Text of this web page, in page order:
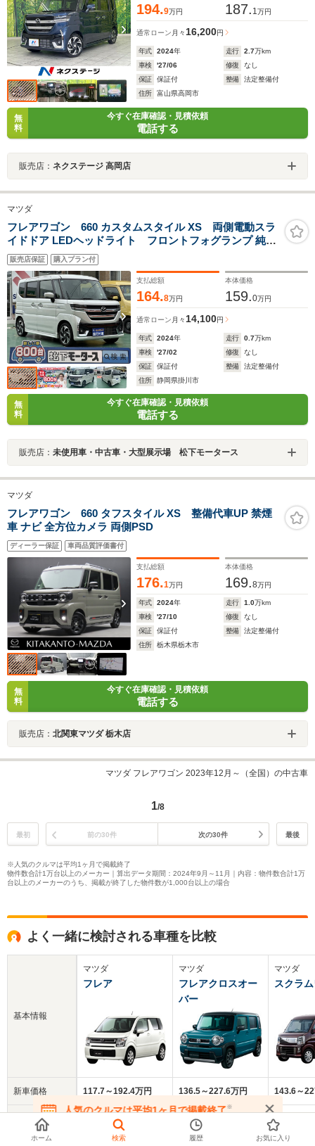
194.9万円 187. 1 万円
通常ローン 月々 16,200円
年式 2024年 走行 2.7万km
車検
'27/06 修復
なし
保証
保証付 整備
法定整備付
住所
富山県高岡市
無
料
今すぐ在庫確認・見積依頼
電話する
販売店： ネクステージ 高岡店
マツダ
フレアワゴン 660 カスタムスタイル XS 両側電動スラ
イドドア LEDヘッドライト フロントフォグランプ 純正
アルミホイール スマートキー プッシュボタンスタート ア
イドリングストップ CDラジオチューナー 衝突被害軽減
ブレーキ 障害物センサー
販売店保証 購入プラン付
支払総額
164.8万円
本体価格
159.0万円
通常ローン 月々 14,100円
年式 2024年 走行 0.7万km
車検
'27/02 修復
なし
保証
保証付 整備
法定整備付
住所
静岡県掛川市
無
料
今すぐ在庫確認・見積依頼
電話する
販売店： 未使用車・中古車・大型展示場 松下モータース
マツダ
フレアワゴン 660 タフスタイル XS 整備代車UP 禁煙
車 ナビ 全方位カメラ 両側PSD
ディーラー保証 車両品質評価書付
支払総額
176.1万円
本体価格
169.8万円
年式 2024年 走行 1.0万km
車検
'27/10 修復
なし
保証
保証付 整備
法定整備付
住所
栃木県栃木市
無
料
今すぐ在庫確認・見積依頼
電話する
販売店： 北関東マツダ 栃木店
マツダ フレアワゴン 2023年12月～（全国）の中古車
1/8
最初 前の30件 次の30件 最後
※人気のクルマは平均1ヶ月で掲載終了
物件数合計1万台以上のメーカー｜算出データ期間：2024年9月～11月｜内容：物件数合計1万
台以上のメーカーのうち、掲載が終了した物件数が1,000台以上の場合
よく一緒に検討される車種を比較
基本情報
新車価格
中古車
平均価格
マツダ
フレア
117.7～192.4万円
マツダ
フレアクロスオー
バー
136.5～227.6万円
138.1万円
マツダ
スクラ
143.6～
106.8万円
人気のクルマは平均1ヶ月で掲載終了※
在庫が無くなる前にお問い合わせください
ホーム 検索 履歴 お気に入り